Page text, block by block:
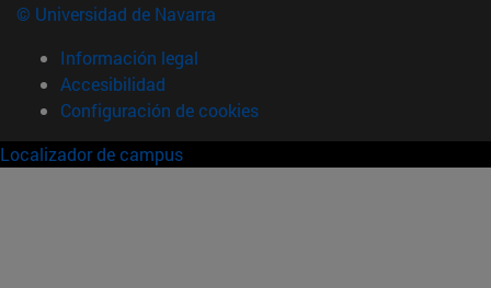
© Universidad de Navarra
Información legal
Accesibilidad
Configuración de cookies
Localizador de campus